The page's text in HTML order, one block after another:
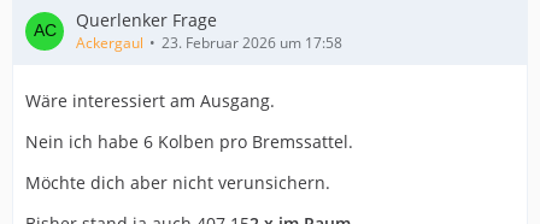
Querlenker Frage
Ackergaul 23. Februar 2026 um 17:58
Wäre interessiert am Ausgang.
Nein ich habe 6 Kolben pro Bremssattel.
Möchte dich aber nicht verunsichern.